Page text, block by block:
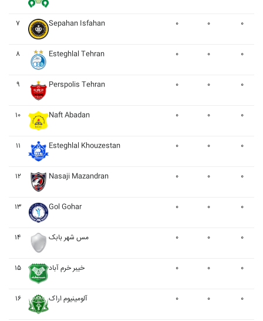
۷ Sepahan Isfahan ۰ ۰ ۰
۸ Esteghlal Tehran ۰ ۰ ۰
۹ Perspolis Tehran ۰ ۰ ۰
۱۰ Naft Abadan ۰ ۰ ۰
۱۱ Esteghlal Khouzestan ۰ ۰ ۰
۱۲ Nasaji Mazandran ۰ ۰ ۰
۱۳ Gol Gohar ۰ ۰ ۰
۱۴ مس شهر بابک ۰ ۰ ۰
۱۵ خيبر خرم آباد ۰ ۰ ۰
۱۶ آلومينيوم اراک ۰ ۰ ۰